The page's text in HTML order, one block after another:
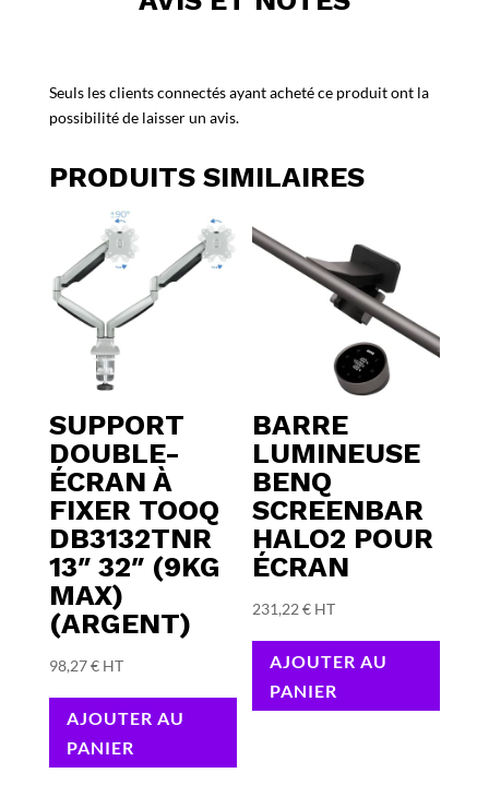
Seuls les clients connectés ayant acheté ce produit ont la
possibilité de laisser un avis.
PRODUITS SIMILAIRES
SUPPORT
DOUBLE-
ÉCRAN À
FIXER TOOQ
DB3132TNR
13″ 32″ (9KG
MAX)
(ARGENT)
98,27€ HT
AJOUTER AU
PANIER
BARRE
LUMINEUSE
BENQ
SCREENBAR
HALO2 POUR
ÉCRAN
231,22€ HT
AJOUTER AU
PANIER